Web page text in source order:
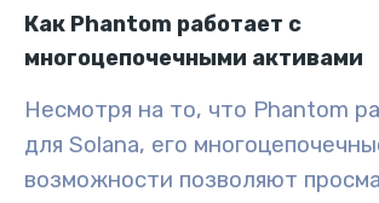
Как Phantom работает с
многоцепочечными активами
Несмотря на то, что Phantom
для Solana, его
возможности позволяют